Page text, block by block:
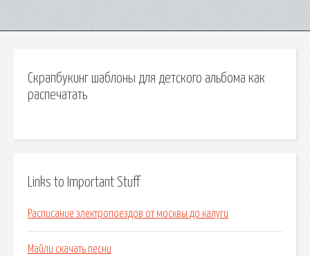
Скрапбукинг шаблоны для детского альбома как
распечатать
Links to Important Stuff
Расписание электропоездов от москвы до калуги
Майли скачать песни